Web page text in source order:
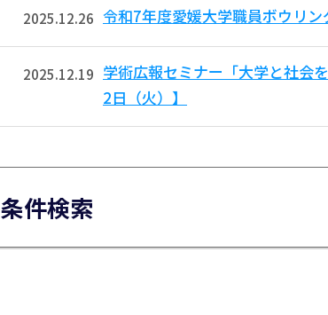
2025.12.26 令和7年度愛媛大学職員ボウリン
2025.12.19 学術広報セミナー「大学と社会
2日（火）】
条件検索